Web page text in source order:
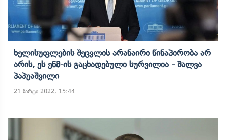
Ხელისუფლების Შეცვლის Არანაირი Წინაპირობა Არ
Არის, Ეს Ენმ-Ის Გაცხადებული Სურვილია - Შალვა
Პაპუაშვილი
21 მარტი 2022, 15:44